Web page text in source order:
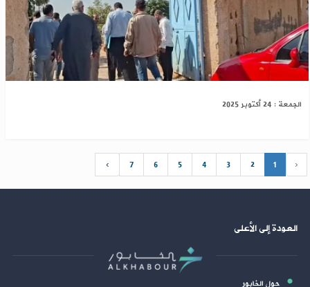
درعا: وزارة التربية تدين الاعتداء على مدير مدرسة
الجمعة : 24 أكتوبر 2025
‹
1
2
3
4
5
6
7
›
العودة إلى الأعلى
حول الخابور